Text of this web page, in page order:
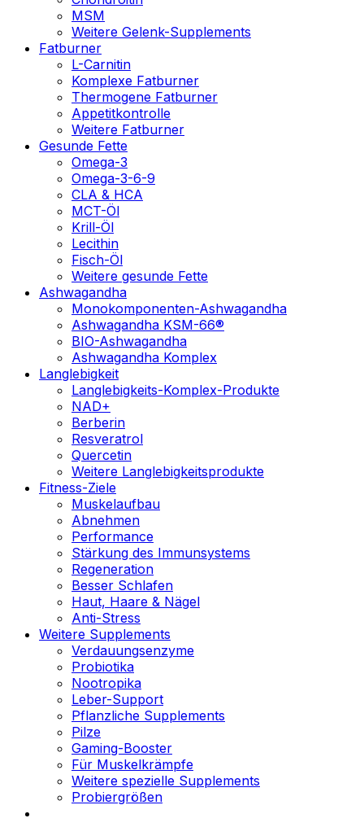
MSM
Weitere Gelenk-Supplements
Fatburner
L-Carnitin
Komplexe Fatburner
Thermogene Fatburner
Appetitkontrolle
Weitere Fatburner
Gesunde Fette
Omega-3
Omega-3-6-9
CLA & HCA
MCT-Öl
Krill-Öl
Lecithin
Fisch-Öl
Weitere gesunde Fette
Ashwagandha
Monokomponenten-Ashwagandha
Ashwagandha KSM-66®
BIO-Ashwagandha
Ashwagandha Komplex
Langlebigkeit
Langlebigkeits-Komplex-Produkte
NAD+
Berberin
Resveratrol
Quercetin
Weitere Langlebigkeitsprodukte
Fitness-Ziele
Muskelaufbau
Abnehmen
Performance
Stärkung des Immunsystems
Regeneration
Besser Schlafen
Haut, Haare & Nägel
Anti-Stress
Weitere Supplements
Verdauungsenzyme
Probiotika
Nootropika
Leber-Support
Pflanzliche Supplements
Pilze
Gaming-Booster
Für Muskelkrämpfe
Weitere spezielle Supplements
Probiergrößen